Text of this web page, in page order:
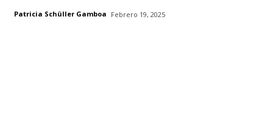
Patricia Schüller Gamboa Febrero 19, 2025